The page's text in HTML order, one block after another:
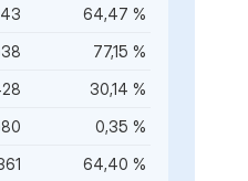
64,47 %
77,15 %
30,14 %
0,35 %
64,40 %